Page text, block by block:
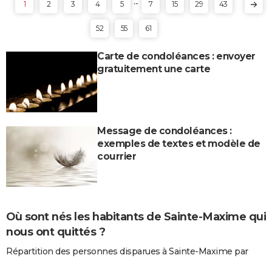
1 2 3 4 5 7 15 29 43
52 55 61
Carte de condoléances : envoyer
gratuitement une carte
Message de condoléances :
exemples de textes et modèle de
courrier
Où sont nés les habitants de Sainte-Maxime qui
nous ont quittés ?
Répartition des personnes disparues à Sainte-Maxime par